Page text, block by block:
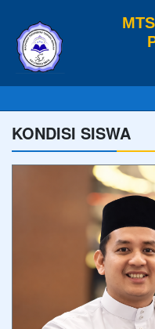
KONDISI SISWA